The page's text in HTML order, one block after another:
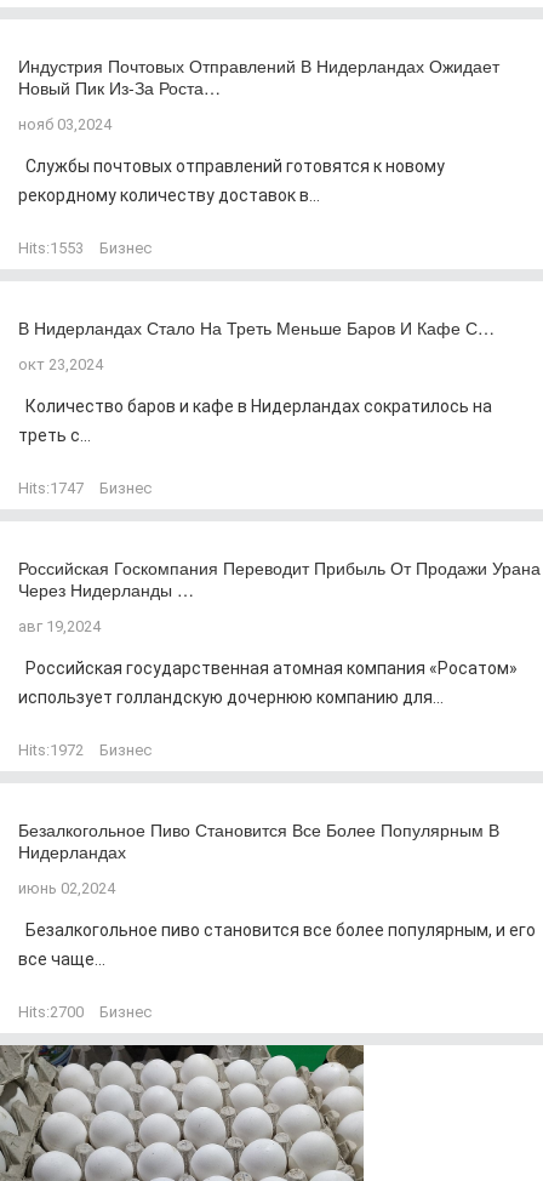
Индустрия Почтовых Отправлений В Нидерландах Ожидает
Новый Пик Из-За Роста…
нояб 03,2024
Службы почтовых отправлений готовятся к новому
рекордному количеству доставок в...
Hits:1553 Бизнес
В Нидерландах Стало На Треть Меньше Баров И Кафе С…
окт 23,2024
Количество баров и кафе в Нидерландах сократилось на
треть с...
Hits:1747 Бизнес
Российская Госкомпания Переводит Прибыль От Продажи Урана
Через Нидерланды …
авг 19,2024
Российская государственная атомная компания «Росатом»
использует голландскую дочернюю компанию для...
Hits:1972 Бизнес
Безалкогольное Пиво Становится Все Более Популярным В
Нидерландах
июнь 02,2024
Безалкогольное пиво становится все более популярным, и его
все чаще...
Hits:2700 Бизнес